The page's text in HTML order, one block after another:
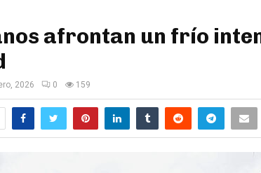
afrontan un frío
2026 0 159